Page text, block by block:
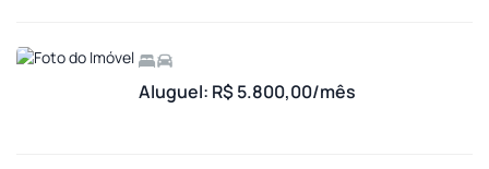
Aluguel: R$ 5.800,00/mês